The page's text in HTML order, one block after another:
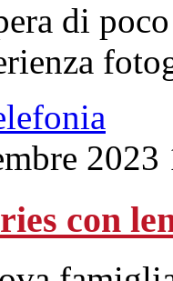
di
2023
con